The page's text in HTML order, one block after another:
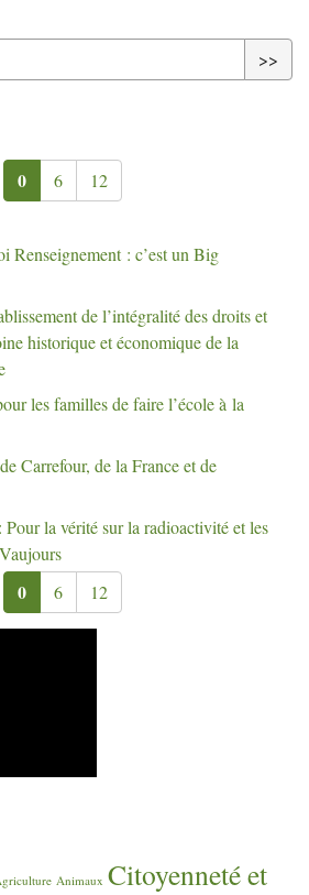
>>
0 6
12
Renseignement : c’est un Big
de l’intégralité des droits et
historique et économique de la
les familles de faire l’école à la
Carrefour, de la France et de
la vérité sur la radioactivité et les
0 6 12
Animaux Citoyenneté et